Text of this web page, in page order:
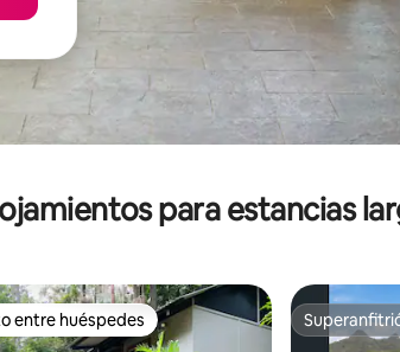
para estancias
entre huéspedes
entre huéspedes